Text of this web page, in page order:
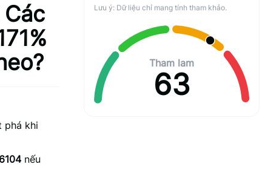
phá khi
nếu
Lưu ý: Dữ liệu chỉ mang tính tham khảo.
Tham lam
63